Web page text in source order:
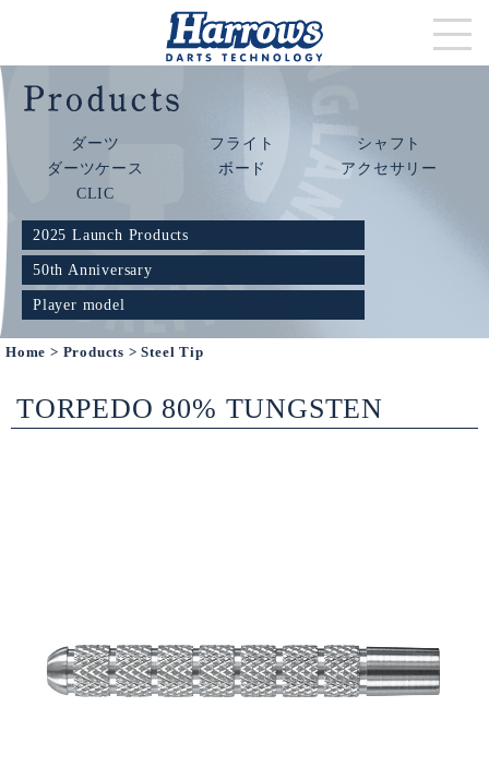
ダーツ フライト
シャフト
ダーツケース
ボード
アクセサリー
CLIC
2025 Launch Products
50th Anniversary
Player model
Home > Products > Steel Tip
TORPEDO 80% TUNGSTEN